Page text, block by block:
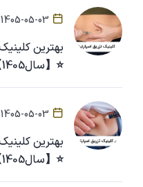
1405-05-03
بهترین
⭐【سال1405】
1405-05-03
بهترین
⭐【سال1405】